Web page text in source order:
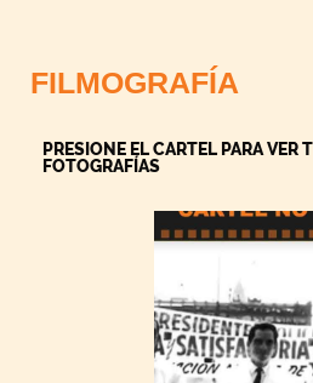
FILMOGRAFÍA
PRESIONE EL CARTEL PARA VER
FOTOGRAFÍAS